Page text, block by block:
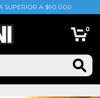
SUPERIOR A $90.000
0